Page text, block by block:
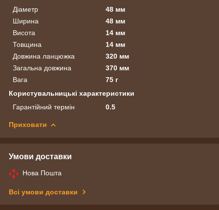
Діаметр
48 мм
Ширина
48 мм
Висота
14 мм
Товщина
14 мм
Довжина ланцюжка
320 мм
Загальна довжина
370 мм
Вага
75 г
Користувальницькі характеристики
Гарантійний термін
0.5
Приховати
Умови доставки
Нова Пошта
Всі умови доставки